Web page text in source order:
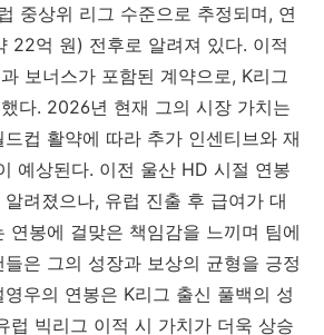
중상위 리그 수준으로 추정되며, 연
22억 원) 전후로 알려져 있다. 이적
보너스가 포함된 계약으로, K리그
다. 2026년 현재 그의 시장 가치는
컵 활약에 따라 추가 인센티브와 재
예상된다. 이전 울산 HD 시절 연봉
려졌으나, 유럽 진출 후 급여가 대
연봉에 걸맞은 책임감을 느끼며 팀에
은 그의 성장과 보상의 균형을 긍정
우의 연봉은 K리그 출신 풀백의 성
럽 빅리그 이적 시 가치가 더욱 상승